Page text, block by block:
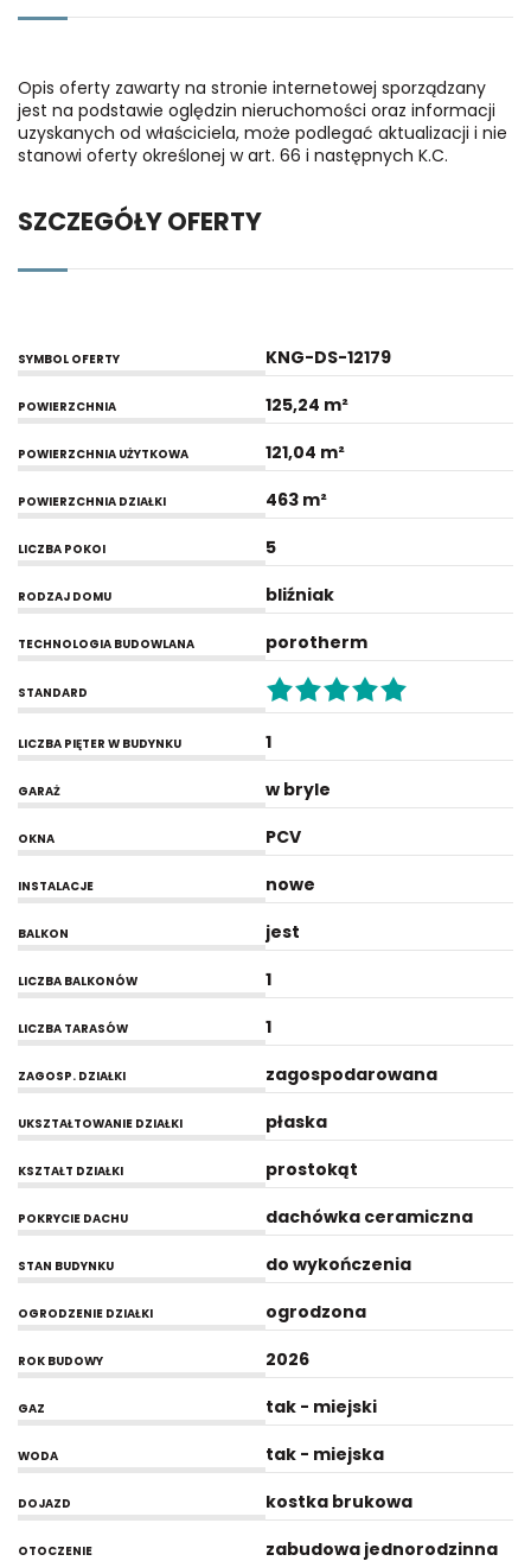
Opis oferty zawarty na stronie internetowej sporządzany
jest na podstawie oględzin nieruchomości oraz informacji
uzyskanych od właściciela, może podlegać aktualizacji i nie
stanowi oferty określonej w art. 66 i następnych K.C.
SZCZEGÓŁY OFERTY
SYMBOL OFERTY KNG-DS-12179
POWIERZCHNIA 125,24 m²
POWIERZCHNIA UŻYTKOWA 121,04 m²
POWIERZCHNIA DZIAŁKI 463 m²
LICZBA POKOI 5
RODZAJ DOMU bliźniak
TECHNOLOGIA BUDOWLANA porotherm
STANDARD
LICZBA PIĘTER W BUDYNKU 1
GARAŻ w bryle
OKNA PCV
INSTALACJE nowe
BALKON jest
LICZBA BALKONÓW 1
LICZBA TARASÓW 1
ZAGOSP. DZIAŁKI zagospodarowana
UKSZTAŁTOWANIE DZIAŁKI płaska
KSZTAŁT DZIAŁKI prostokąt
POKRYCIE DACHU dachówka ceramiczna
STAN BUDYNKU do wykończenia
OGRODZENIE DZIAŁKI ogrodzona
ROK BUDOWY 2026
GAZ tak - miejski
WODA tak - miejska
DOJAZD kostka brukowa
OTOCZENIE zabudowa jednorodzinna